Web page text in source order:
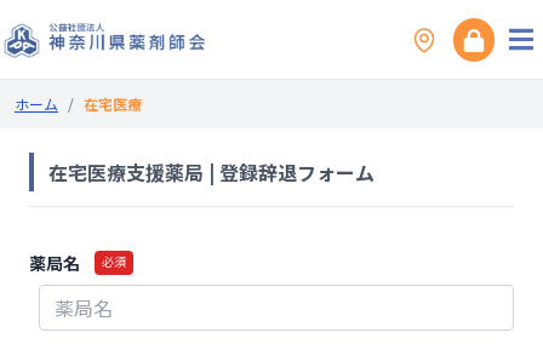
ホーム / 在宅医療
在宅医療支援薬局 | 登録辞退フォーム
薬局名 必須